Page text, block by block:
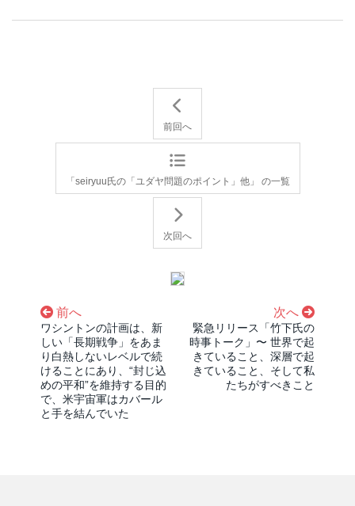
前回へ
「seiryuu氏の「ユダヤ問題のポイント」他」 の一覧
次回へ
前へ
ワシントンの計画は、新
しい「長期戦争」をあま
り白熱しないレベルで続
けることにあり、“封じ込
めの平和”を維持する目的
で、米宇宙軍はカバール
と手を結んでいた
次へ
緊急リリース「竹下氏の
時事トーク」〜 世界で起
きていること、深層で起
きていること、そして私
たちがすべきこと